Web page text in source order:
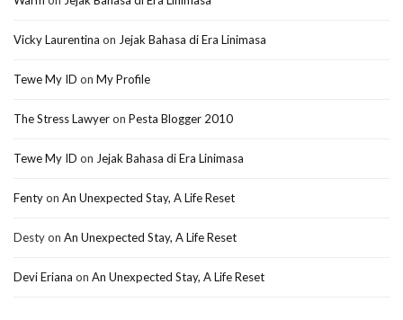
Vicky Laurentina on Jejak Bahasa di Era Linimasa
Tewe My ID on My Profile
The Stress Lawyeron Pesta Blogger 2010
Tewe My ID on Jejak Bahasa di Era Linimasa
Fentyon An Unexpected Stay, A Life Reset
Destyon An Unexpected Stay, A Life Reset
Devi Eriana on An Unexpected Stay, A Life Reset